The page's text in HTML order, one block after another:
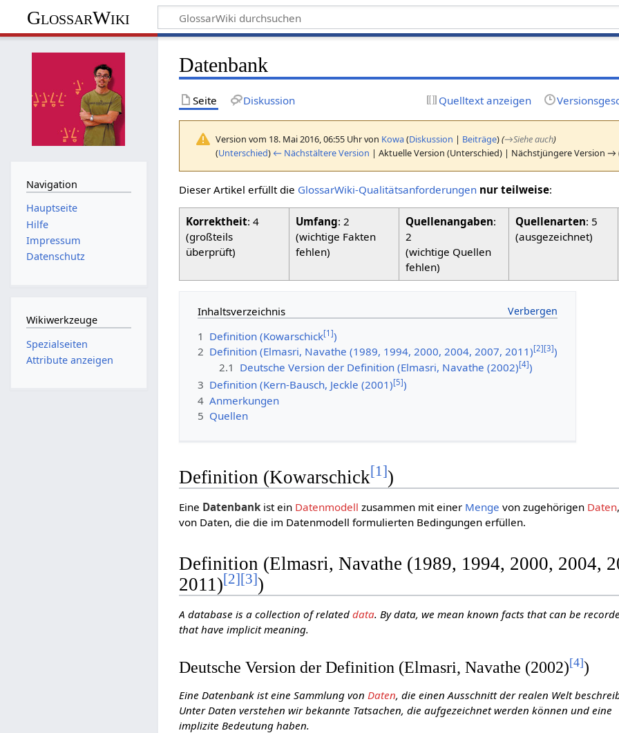
GlossarWiki
Datenbank
Seite Diskussion Quelltext anzeigen
Version vom 18. Mai 2016, 06:55 Uhr von Kowa(Diskussion | Beiträge)(→Siehe auch)
(Unterschied) ← Nächstältere Version | Aktuelle Version (Unterschied) | Nächstjüngere Version →
Dieser Artikel erfüllt die GlossarWiki-Qualitätsanforderungen nur teilweise:
Korrektheit: 4
(großteils
überprüft)
Umfang: 2
(wichtige Fakten
fehlen)
Quellenangaben:
2
(wichtige Quellen
fehlen)
Quellenarten: 5
(ausgezeichnet)
Inhaltsverzeichnis
1 Definition (Kowarschick[1])
2 Definition (Elmasri, Navathe (1989, 1994, 2000, 2004, 2007, 2011)[2][3])
2.1 Deutsche Version der Definition (Elmasri, Navathe (2002)[4])
3 Definition (Kern-Bausch, Jeckle (2001)[5])
4 Anmerkungen
5 Quellen
Definition (Kowarschick[1])
Eine Datenbank ist ein Datenmodell zusammen mit einer Menge von zugehörigen Daten
von Daten, die die im Datenmodell formulierten Bedingungen erfüllen.
Definition (Elmasri, Navathe (1989, 1994, 2000, 2004,
2011)[2][3])
A database is a collection of relateddata. By data, we mean known facts that can be
that have implicit meaning.
Deutsche Version der Definition (Elmasri, Navathe (2002)[4])
Eine Datenbank ist eine Sammlung von Daten, die einen Ausschnitt der realen Welt
Unter Daten verstehen wir bekannte Tatsachen, die aufgezeichnet werden können und eine
implizite Bedeutung haben.
Navigation
Hauptseite
Hilfe
Impressum
Datenschutz
Wikiwerkzeuge
Spezialseiten
Attribute anzeigen